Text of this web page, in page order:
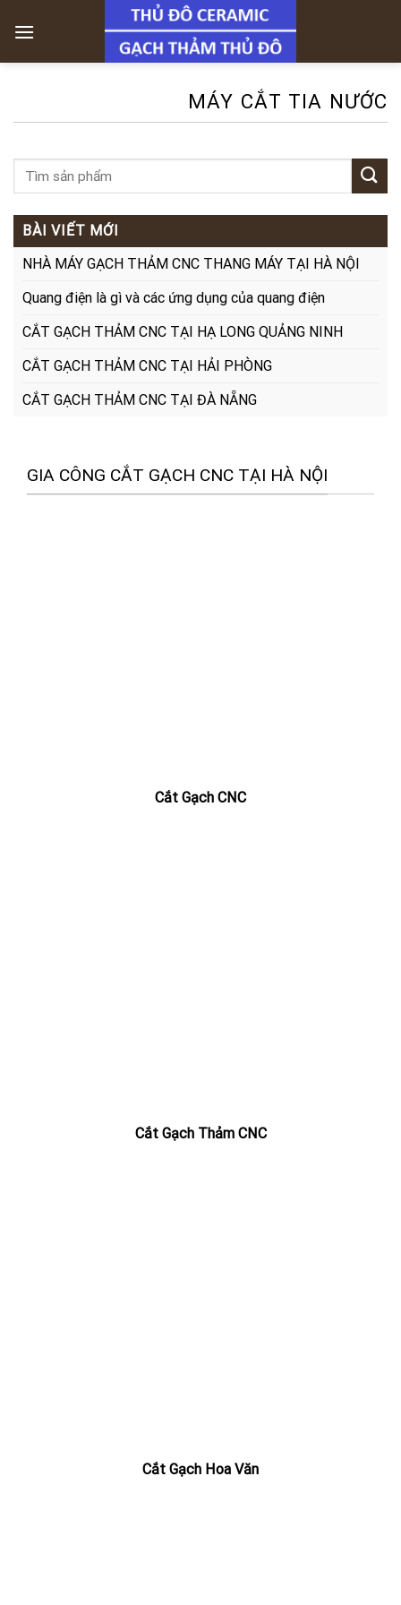
MÁY CẮT TIA NƯỚC
BÀI VIẾT MỚI
NHÀ MÁY GẠCH THẢM CNC THANG MÁY TẠI HÀ NỘI
Quang điện là gì và các ứng dụng của quang điện
CẮT GẠCH THẢM CNC TẠI HẠ LONG QUẢNG NINH
CẮT GẠCH THẢM CNC TẠI HẢI PHÒNG
CẮT GẠCH THẢM CNC TẠI ĐÀ NẴNG
GIA CÔNG CẮT GẠCH CNC TẠI HÀ NỘI
Cắt Gạch CNC
Cắt Gạch Thảm CNC
Cắt Gạch Hoa Văn